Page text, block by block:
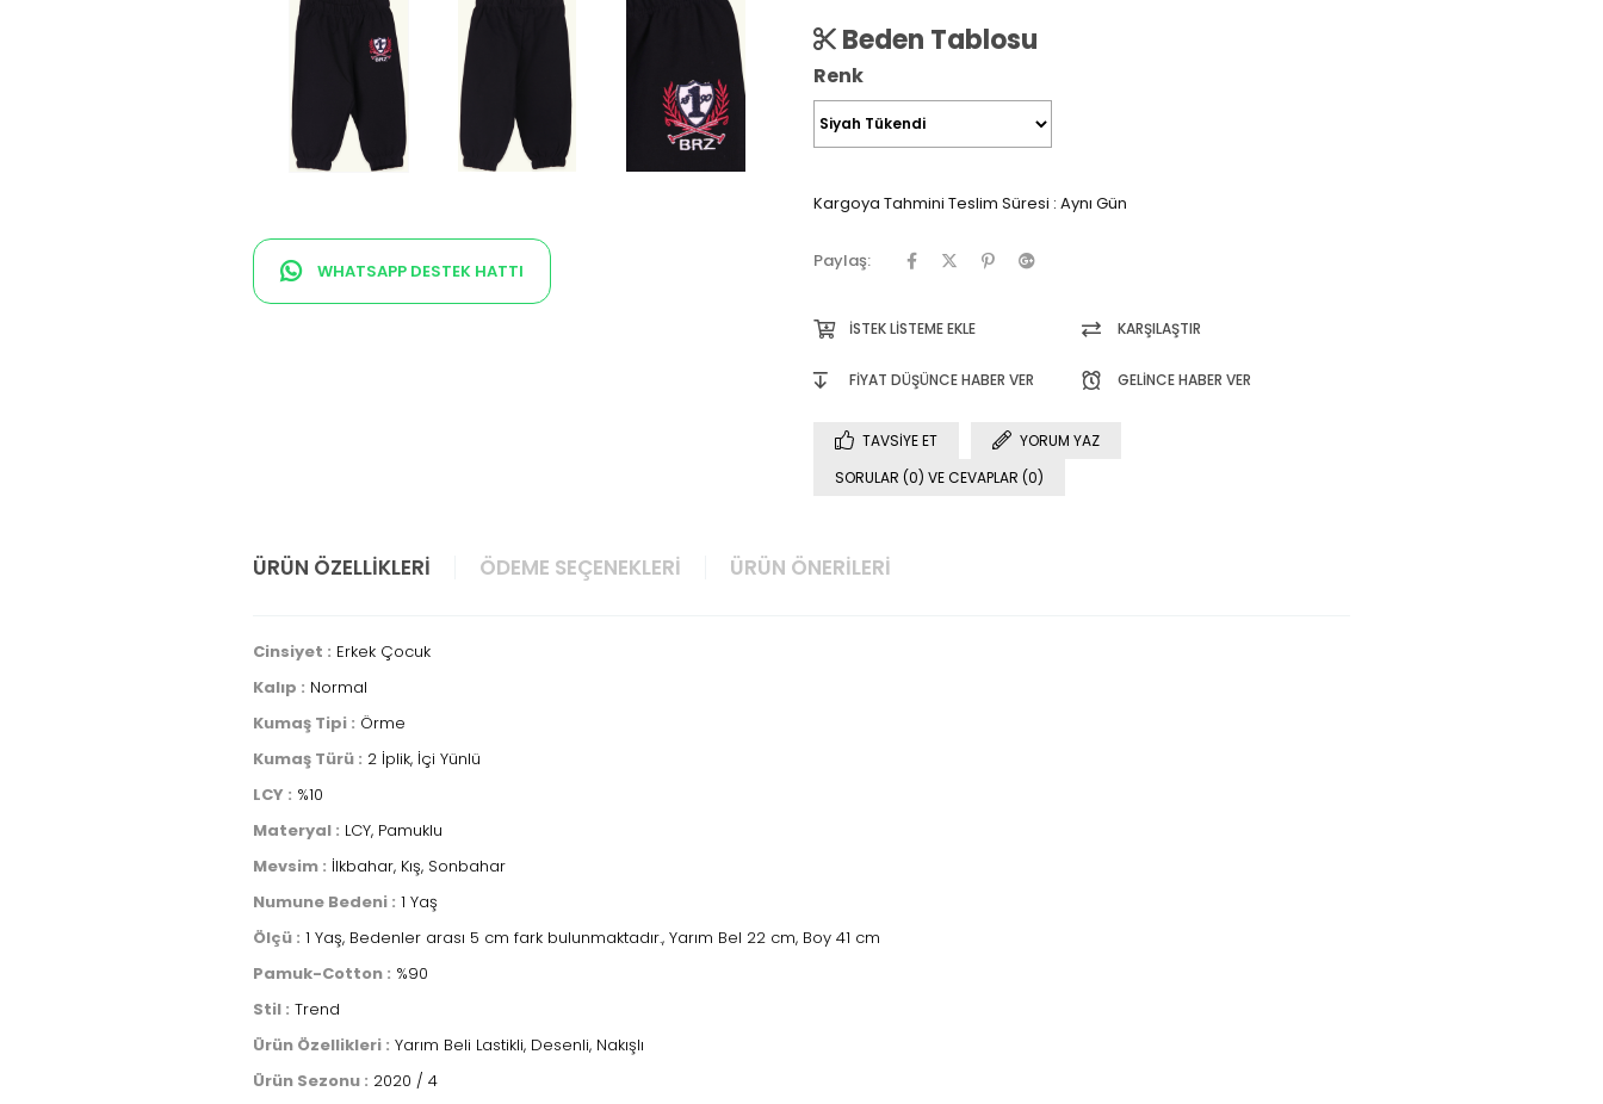
WHATSAPP DESTEK HATTI
Beden Tablosu
Renk
Kargoya Tahmini Teslim Süresi : Aynı Gün
Paylaş:
İSTEK LISTEME EKLE KARŞILAŞTIR
FIYAT DÜŞÜNCE HABER VER GELINCE HABER VER
TAVSIYE ET
YORUM YAZ
SORULAR (0) VE CEVAPLAR (0)
ÜRÜN ÖZELLIKLERI ÖDEME SEÇENEKLERI ÜRÜN ÖNERILERI
Cinsiyet : Erkek Çocuk
Kalıp : Normal
Kumaş Tipi : Örme
Kumaş Türü : 2 İplik, İçi Yünlü
LCY : %10
Materyal : LCY, Pamuklu
Mevsim : İlkbahar, Kış, Sonbahar
Numune Bedeni : 1 Yaş
Ölçü : 1 Yaş, Bedenler arası 5 cm fark bulunmaktadır., Yarım Bel 22 cm, Boy 41 cm
Pamuk-Cotton : %90
Stil : Trend
Ürün Özellikleri : Yarım Beli Lastikli, Desenli, Nakışlı
Ürün Sezonu : 2020 / 4